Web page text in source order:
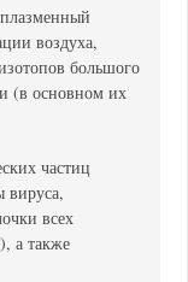
воздуха,
большого
(в основном их
частиц
вируса,
всех
а также